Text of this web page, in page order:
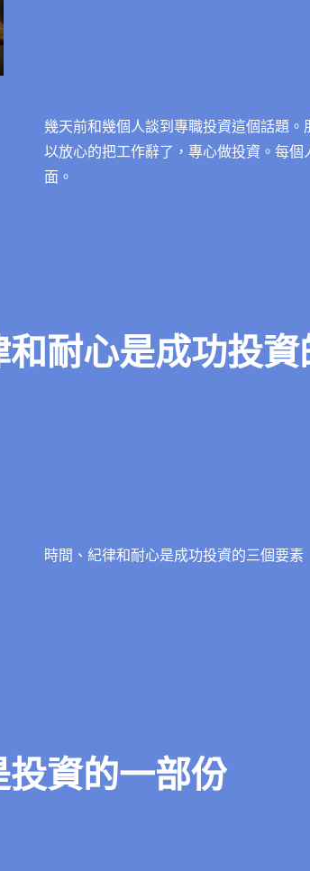
幾天前和幾個人談到專職投資這個話題
以放心的把工作辭了，專心做投資。每
面。
和耐心是成功投
時間、紀律和耐心是成功投資的三個要素
資的一部份